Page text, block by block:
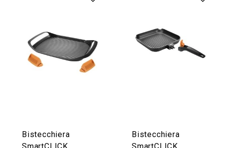
Bistecchiera
Bistecchiera